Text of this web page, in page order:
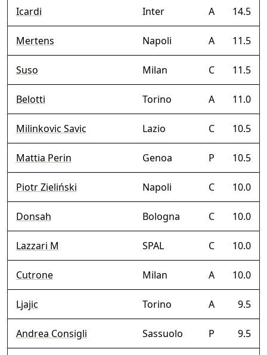
Icardi Inter A 14.5
Mertens Napoli A 11.5
Suso Milan C 11.5
Belotti Torino A 11.0
Milinkovic Savic Lazio C 10.5
Mattia Perin Genoa P 10.5
Piotr Zieliński Napoli C 10.0
Donsah Bologna C 10.0
Lazzari M SPAL C 10.0
Cutrone Milan A 10.0
Ljajic Torino A 9.5
Andrea Consigli Sassuolo P 9.5